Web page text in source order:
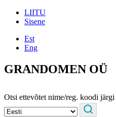
LIITU
Sisene
Est
Eng
GRANDOMEN OÜ
Otsi ettevõtet nime/reg. koodi järgi